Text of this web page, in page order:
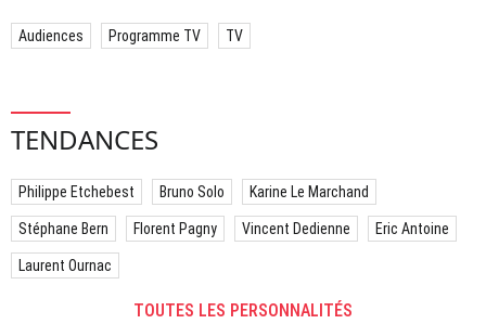
Audiences Programme TV TV
TENDANCES
Philippe Etchebest Bruno Solo Karine Le Marchand
Stéphane Bern Florent Pagny Vincent Dedienne Eric Antoine
Laurent Ournac
TOUTES LES PERSONNALITÉS